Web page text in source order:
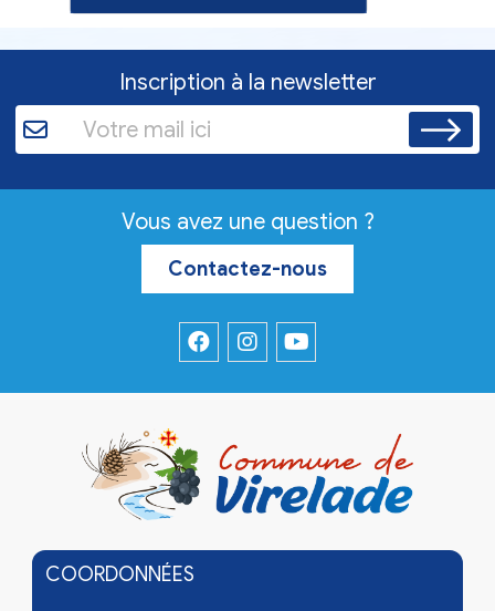
Inscription à la newsletter
Vous avez une question ?
Contactez-nous
COORDONNÉES